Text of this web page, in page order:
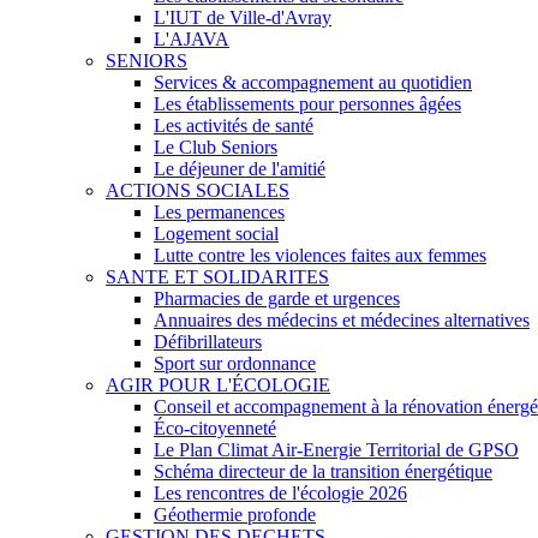
L'IUT de Ville-d'Avray
L'AJAVA
SENIORS
Services & accompagnement au quotidien
Les établissements pour personnes âgées
Les activités de santé
Le Club Seniors
Le déjeuner de l'amitié
ACTIONS SOCIALES
Les permanences
Logement social
Lutte contre les violences faites aux femmes
SANTE ET SOLIDARITES
Pharmacies de garde et urgences
Annuaires des médecins et médecines alternatives
Défibrillateurs
Sport sur ordonnance
AGIR POUR L'ÉCOLOGIE
Conseil et accompagnement à la rénovation
Éco-citoyenneté
Le Plan Climat Air-Energie Territorial de GPSO
Schéma directeur de la transition énergétique
Les rencontres de l'écologie 2026
Géothermie profonde